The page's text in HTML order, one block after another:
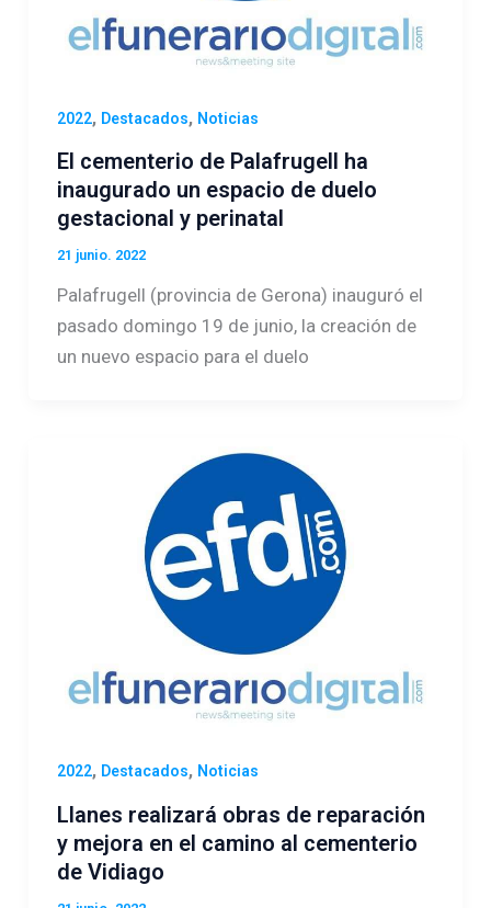
2022, Destacados, Noticias
El cementerio de Palafrugell ha
inaugurado un espacio de duelo
gestacional y perinatal
21 junio. 2022
Palafrugell (provincia de Gerona) inauguró el
pasado domingo 19 de junio, la creación de
un nuevo espacio para el duelo
2022, Destacados, Noticias
Llanes realizará obras de reparación
y mejora en el camino al cementerio
de Vidiago